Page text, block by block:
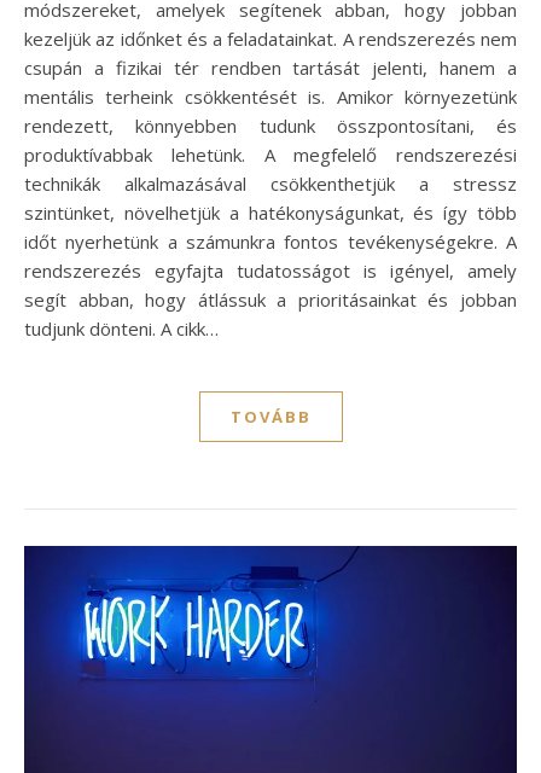
módszereket, amelyek segítenek abban, hogy jobban
kezeljük az időnket és a feladatainkat. A rendszerezés nem
csupán a fizikai tér rendben tartását jelenti, hanem a
mentális terheink csökkentését is. Amikor környezetünk
rendezett, könnyebben tudunk összpontosítani, és
produktívabbak lehetünk. A megfelelő rendszerezési
technikák alkalmazásával csökkenthetjük a stressz
szintünket, növelhetjük a hatékonyságunkat, és így több
időt nyerhetünk a számunkra fontos tevékenységekre. A
rendszerezés egyfajta tudatosságot is igényel, amely
segít abban, hogy átlássuk a prioritásainkat és jobban
tudjunk dönteni. A cikk…
TOVÁBB